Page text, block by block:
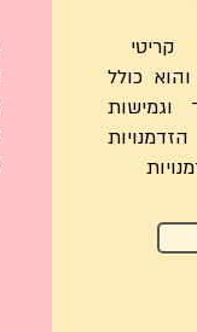
קריטי
כולל
וגמישות